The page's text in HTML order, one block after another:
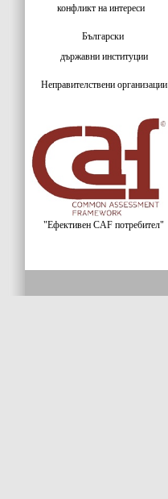
конфликт на интереси
Български
държавни институции
Неправителствени организации
"Ефективен CAF потребител"